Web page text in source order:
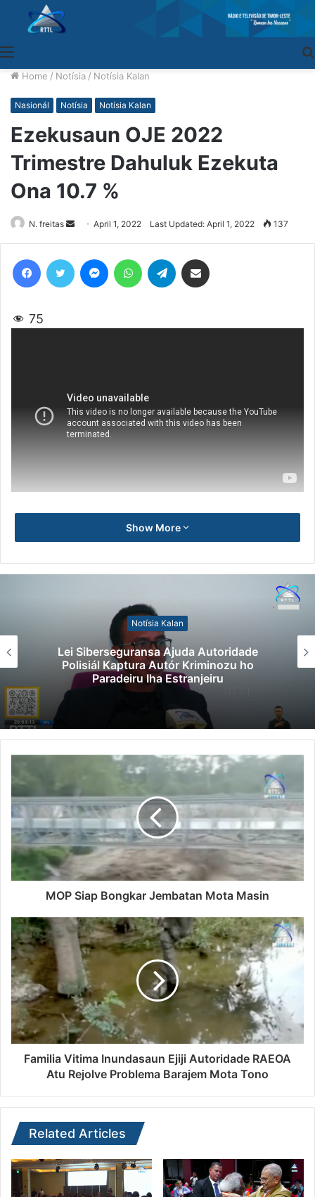
Home / Notísia / Notísia Kalan
Nasionál Notísia Notísia Kalan
Ezekusaun OJE 2022
Trimestre Dahuluk Ezekuta
Ona 10.7 %
N. freitas
Send
an
email
April 1, 2022 Last Updated: April 1, 2022 137
75
Show More
Notísia Kalan
Lei Siberseguransa Ajuda Autoridade
Polisiál Kaptura Autór Kriminozu ho
Paradeiru Iha Estranjeiru
MOP Siap Bongkar Jembatan Mota Masin
Familia Vitima Inundasaun Ejiji Autoridade RAEOA
Atu Rejolve Problema Barajem Mota Tono
Related Articles